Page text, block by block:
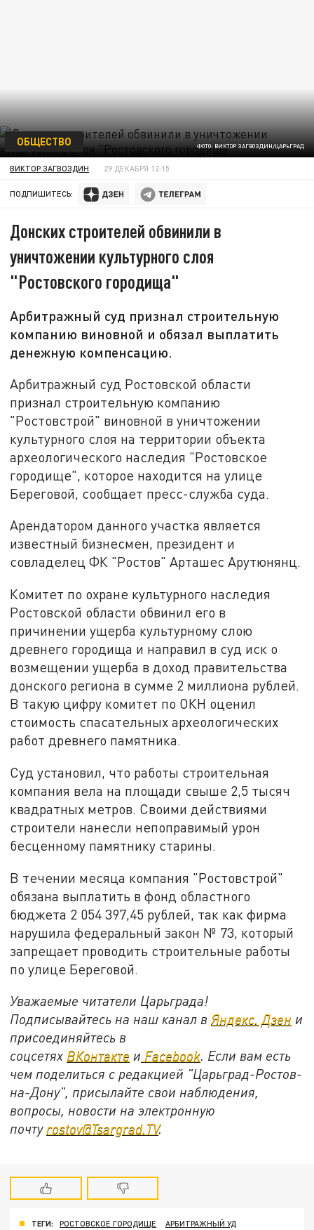
ФОТО: ВИКТОР ЗАГВОЗДИН/ЦАРЬГРАД
ОБЩЕСТВО
ВИКТОР ЗАГВОЗДИН 29 ДЕКАБРЯ 12:15
ПОДПИШИТЕСЬ:
Донских строителей обвинили в
уничтожении культурного слоя
"Ростовского городища"
Арбитражный суд признал строительную
компанию виновной и обязал выплатить
денежную компенсацию.
Арбитражный суд Ростовской области
признал строительную компанию
"Ростовстрой" виновной в уничтожении
культурного слоя на территории объекта
археологического наследия "Ростовское
городище", которое находится на улице
Береговой, сообщает пресс-служба суда.
Арендатором данного участка является
известный бизнесмен, президент и
совладелец ФК "Ростов" Арташес Арутюнянц.
Комитет по охране культурного наследия
Ростовской области обвинил его в
причинении ущерба культурному слою
древнего городища и направил в суд иск о
возмещении ущерба в доход правительства
донского региона в сумме 2 миллиона рублей.
В такую цифру комитет по ОКН оценил
стоимость спасательных археологических
работ древнего памятника.
Суд установил, что работы строительная
компания вела на площади свыше 2,5 тысяч
квадратных метров. Своими действиями
строители нанесли непоправимый урон
бесценному памятнику старины.
В течении месяца компания "Ростовстрой"
обязана выплатить в фонд областного
бюджета 2 054 397,45 рублей, так как фирма
нарушила федеральный закон № 73, который
запрещает проводить строительные работы
по улице Береговой.
Уважаемые читатели Царьграда!
Подписывайтесь на наш канал вЯндекс. Дзен и
присоединяйтесь в
соцсетях ВКонтакте и Facebook. Если вам есть
чем поделиться с редакцией "Царьград-Ростов-
на-Дону", присылайте свои наблюдения,
вопросы, новости на электронную
почту rostov@Tsargrad.ТV.
ТЕГИ: РОСТОВСКОЕ ГОРОДИЩЕ
АРБИТРАЖНЫЙ УД